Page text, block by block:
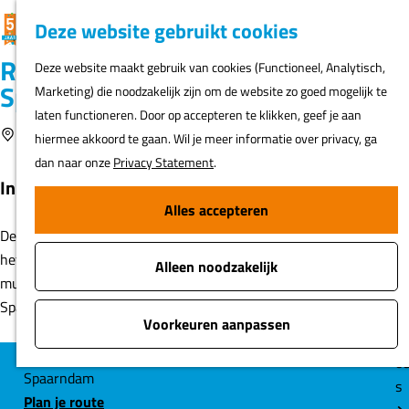
Deze website gebruikt cookies
Deze website maakt gebruik van cookies (Functioneel, Analytisch,
Marketing) die noodzakelijk zijn om de website zo goed mogelijk te
laten functioneren. Door op accepteren te klikken, geef je aan
hiermee akkoord te gaan. Wil je meer informatie over privacy, ga
dan naar onzePrivacy Statement.
Alles accepteren
Alleen noodzakelijk
Voorkeuren aanpassen
G
a
n
a
d
h
o
m
e
p
F
v
o
r
i
e
t
e
n
K
a
a
r
t
Z
e
k
e
n
MENU
s
Resten spoorlijn Fort benoorden
Spaarndam
Spaarndam Voeg toe als favorietVoeg toe als favoriet
In het wegdek zie je resten van een spoor.
De resten van dit spoor zijn een herinnering aan de trein vanaf
het Noordzeekanaal. Deze trein zorgde voor de aanvoer van
munitie voor Fort benoorden Spaarndam en Fort bezuiden
Spaarndam.
C
Spaarndam
Plan je routen